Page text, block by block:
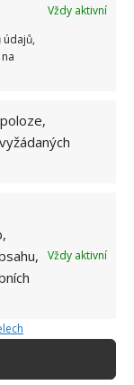
Vždy aktivní
údajů,
Vždy aktivní
a chutných
sezonu včas
nápady,
najdete na
Špatná zálivka,